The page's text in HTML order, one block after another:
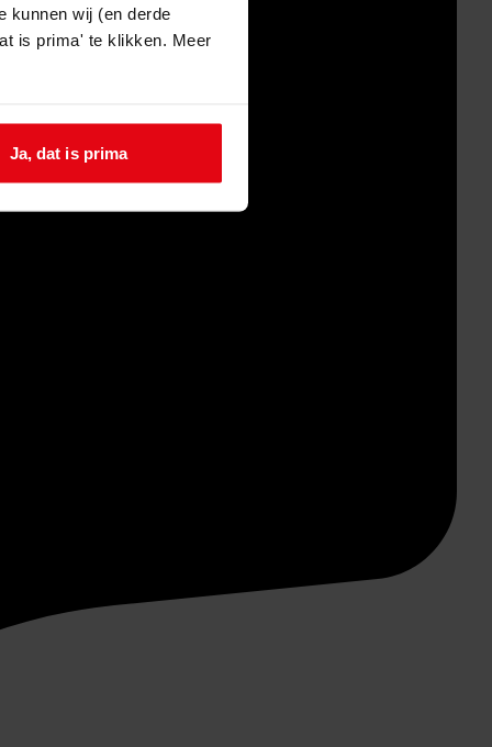
kunnen wij (en derde
is prima' te klikken. Meer
Ja, dat is prima